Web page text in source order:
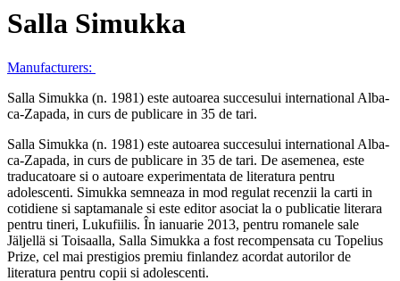
Salla Simukka
Manufacturers:
Salla Simukka (n. 1981) este autoarea succesului international Alba-
ca-Zapada, in curs de publicare in 35 de tari.
Salla Simukka (n. 1981) este autoarea succesului international Alba-
ca-Zapada, in curs de publicare in 35 de tari. De asemenea, este
traducatoare si o autoare experimentata de literatura pentru
adolescenti. Simukka semneaza in mod regulat recenzii la carti in
cotidiene si saptamanale si este editor asociat la o publicatie literara
pentru tineri, Lukufiilis. În ianuarie 2013, pentru romanele sale
Jäljellä si Toisaalla, Salla Simukka a fost recompensata cu Topelius
Prize, cel mai prestigios premiu finlandez acordat autorilor de
literatura pentru copii si adolescenti.